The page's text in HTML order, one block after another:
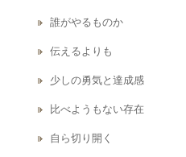
誰がやるものか
伝えるよりも
少しの勇気と達成感
比べようもない存在
自ら切り開く